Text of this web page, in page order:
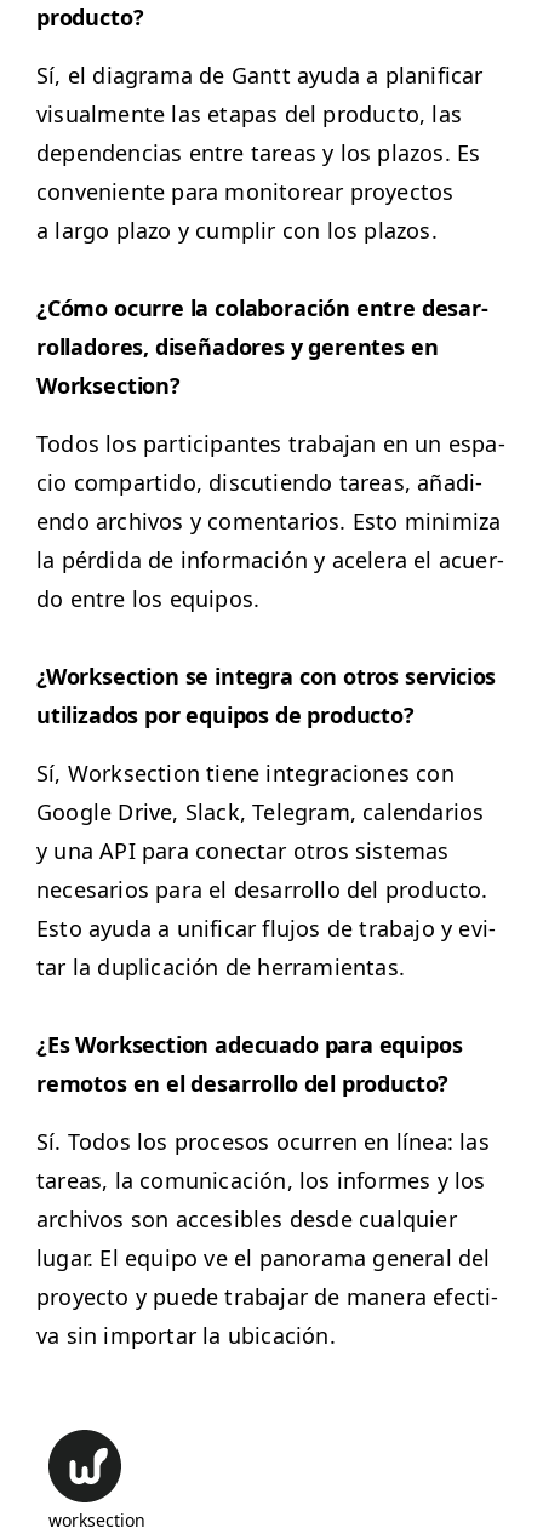
producto?
Sí, el dia­gra­ma de Gantt ayu­da a plan­i­ficar
visual­mente las eta­pas del pro­duc­to, las
depen­den­cias entre tar­eas y los pla­zos. Es
con­ve­niente para mon­i­tore­ar proyec­tos
a largo pla­zo y cumplir con los plazos.
¿Cómo ocurre la colab­o­ración entre desar­
rol­ladores, dis­eñadores y ger­entes en
Worksection?
Todos los par­tic­i­pantes tra­ba­jan en un espa­
cio com­par­tido, dis­cutien­do tar­eas, aña­di­
en­do archivos y comen­tar­ios. Esto min­i­miza
la pér­di­da de infor­ma­ción y acel­era el acuer­
do entre los equipos.
¿Work­sec­tion se inte­gra con otros ser­vi­cios
uti­liza­dos por equipos de producto?
Sí, Work­sec­tion tiene inte­gra­ciones con
Google Dri­ve, Slack, Telegram, cal­en­dar­ios
y unaAPIpara conec­tar otros sis­temas
nece­sar­ios para el desar­rol­lo del pro­duc­to.
Esto ayu­da a unificar flu­jos de tra­ba­jo y evi­
tar la dupli­cación de herramientas.
¿Es Work­sec­tion ade­cua­do para equipos
remo­tos en el desar­rol­lo del producto?
Sí. Todos los pro­ce­sos ocur­ren en línea: las
tar­eas, la comu­ni­cación, los informes y los
archivos son acce­si­bles des­de cualquier
lugar. El equipo ve el panora­ma gen­er­al del
proyec­to y puede tra­ba­jar de man­era efec­ti­
va sin impor­tar la ubicación.
worksection